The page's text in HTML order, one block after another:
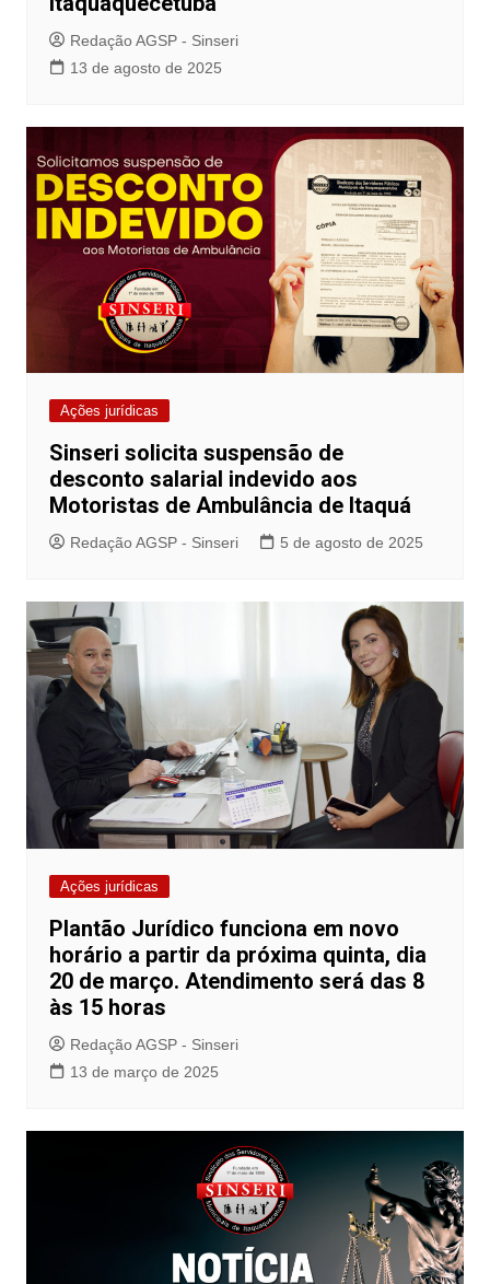
Redação AGSP - Sinseri
13 de agosto de 2025
Ações jurídicas
Sinseri solicita suspensão de
desconto salarial indevido aos
Motoristas de Ambulância de Itaquá
Redação AGSP - Sinseri 5 de agosto de 2025
Ações jurídicas
Plantão Jurídico funciona em novo
horário a partir da próxima quinta, dia
20 de março. Atendimento será das 8
às 15 horas
Redação AGSP - Sinseri
13 de março de 2025